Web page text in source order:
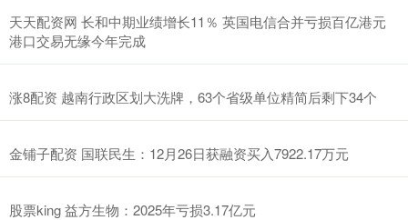
天天配资网 长和中期业绩增长11％ 英国电信合并亏损百亿港元
港口交易无缘今年完成
涨8配资 越南行政区划大洗牌，63个省级单位精简后剩下34个
金铺子配资 国联民生：12月26日获融资买入7922.17万元
股票king 益方生物：2025年亏损3.17亿元